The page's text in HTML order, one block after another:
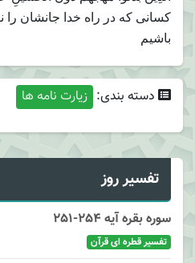
کسانی كه در راه خدا جانشان را
باشيم
دسته بندی: زیارت نامه ها
تفسیر روز
سوره بقره آیه 254-251
تفسیر قطره ای قرآن